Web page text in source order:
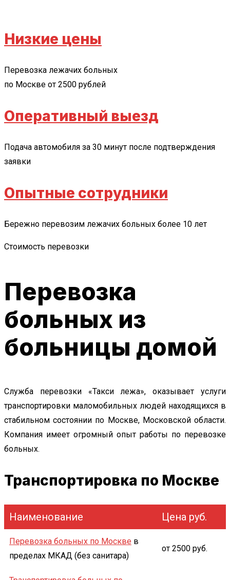
Низкие цены
Перевозка лежачих больных
по Москве от 2500 рублей
Оперативный выезд
Подача автомобиля за 30 минут после подтверждения
заявки
Опытные сотрудники
Бережно перевозим лежачих больных более 10 лет
Стоимость перевозки
Перевозка
больных из
больницы домой
Служба перевозки «Такси лежа», оказывает услуги
транспортировки маломобильных людей находящихся в
стабильном состоянии по Москве, Московской области.
Компания имеет огромный опыт работы по перевозке
больных.
Транспортировка по Москве
Наименование Цена руб.
Перевозка больных по Москве в
пределах МКАД (без санитара)
от 2500 руб.